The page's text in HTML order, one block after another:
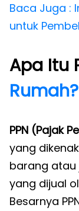
Baca Juga :
untuk
Apa Itu
Rumah?
PPN (Pajak
yang
barang atau
yang dijual
Besarnya